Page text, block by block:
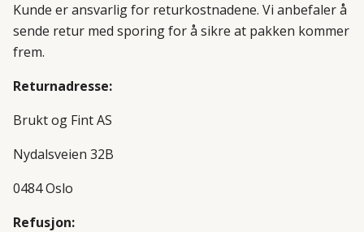
Kunde er ansvarlig for returkostnadene. Vi anbefaler å
sende retur med sporing for å sikre at pakken kommer
frem.
Returnadresse:
Brukt og Fint AS
Nydalsveien 32B
0484 Oslo
Refusjon: